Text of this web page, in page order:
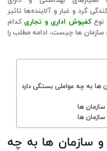
گرد و غبار و آلاینده‌ها تاثیر
نوعکفپوش اداری و تجاری کدام
ها چیست، ادامه مطلب را
به چه عواملی بستگی دارد
ها
ها
سازمان ها به چه